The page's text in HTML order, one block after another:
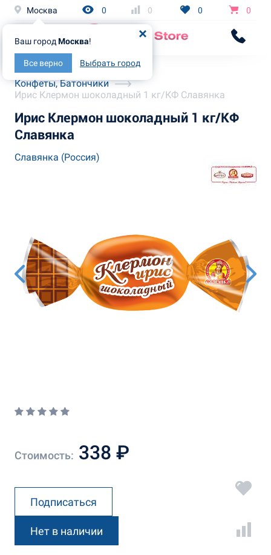
Москва
Ваш город Москва!
Все верно Выбрать город
0 0 0 0
Главная
Каталог
Конфеты, Батончики
Ирис Клермон шоколадный 1 кг/КФ Славянка
Ирис Клермон шоколадный 1 кг/КФ
Славянка
Славянка (Россия)
Стоимость: 338 ₽
Подписаться
Нет в наличии